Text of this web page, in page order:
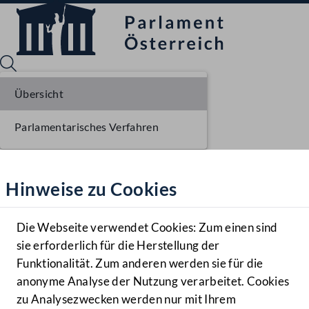
Hilfe
Benutzer
Navigationsmenü öffnen
MENÜ
Hinweise zu Cookies
Die Webseite verwendet Cookies: Zum einen sind
sie erforderlich für die Herstellung der
Funktionalität. Zum anderen werden sie für die
anonyme Analyse der Nutzung verarbeitet. Cookies
zu Analysezwecken werden nur mit Ihrem
Übersicht
Parlamentarisches Verfahren